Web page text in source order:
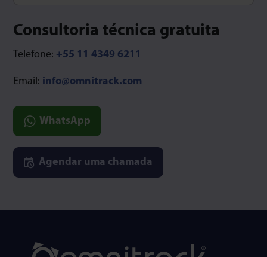
Consultoria técnica gratuita
Telefone: +55 11 4349 6211
Email: info@omnitrack.com
WhatsApp
Agendar uma chamada